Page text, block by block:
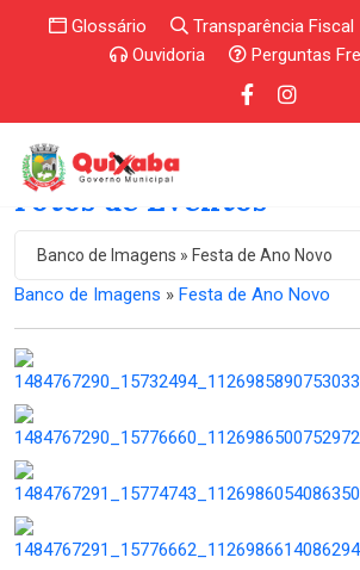
Glossário Transparência Fiscal
Ouvidoria
Perguntas
Fotos de Eventos
Banco de Imagens » Festa de Ano Novo
Banco de Imagens » Festa de Ano Novo